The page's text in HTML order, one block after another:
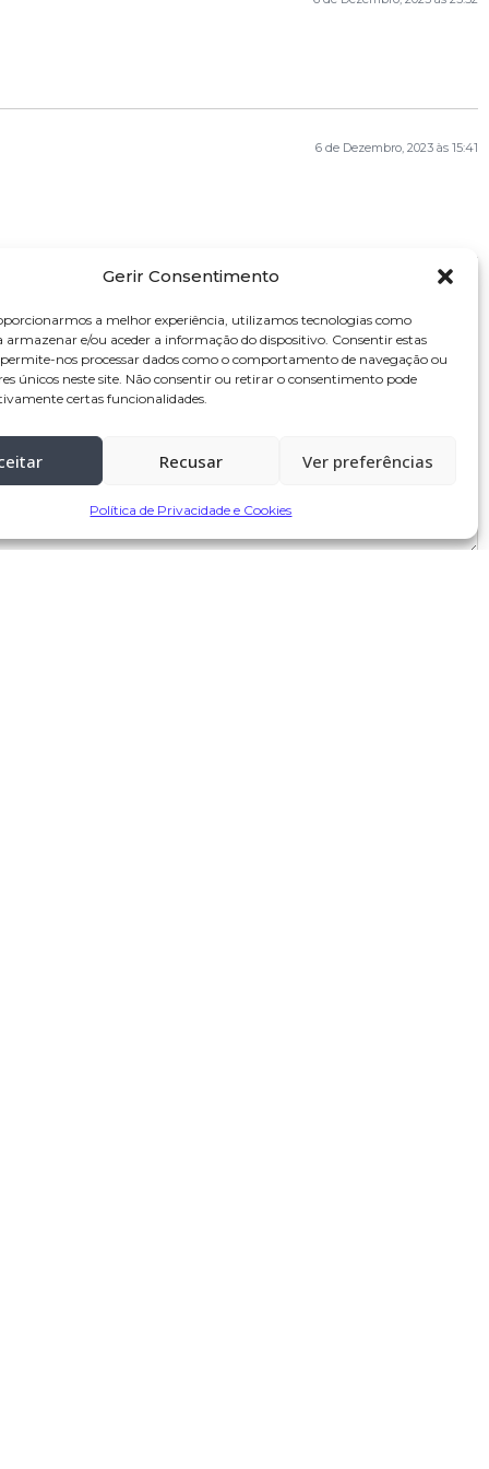
Gerir Consentimento
a melhor experiência, utilizamos tecnologias como
armazenar e/ou aceder a informação do dispositivo. Consentir estas
nos processar dados como o comportamento de navegação ou
únicos neste site. Não consentir ou retirar o consentimento pode
certas funcionalidades.
Recusar Ver preferências
Política de Privacidade e Cookies
6 de Dezembro, 2023 às 15:41